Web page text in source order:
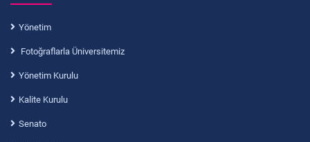
Yönetim
Fotoğraflarla Üniversitemiz
Yönetim Kurulu
Kalite Kurulu
Senato